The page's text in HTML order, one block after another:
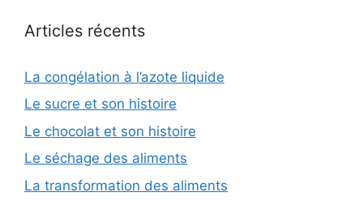
Articles récents
La congélation à l’azote liquide
Le sucre et son histoire
Le chocolat et son histoire
Le séchage des aliments
La transformation des aliments